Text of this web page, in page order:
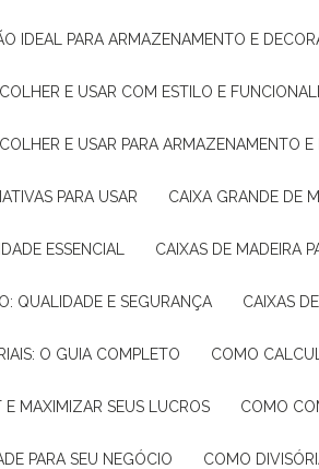
IDEAL PARA ARMAZENAMENTO E
E USAR COM ESTILO E
E USAR PARA ARMAZENAMENTO
PARA USAR CAIXA GRANDE DE
ESSENCIAL CAIXAS DE MADEIRA
QUALIDADE E SEGURANÇA CAIXAS
O GUIA COMPLETO COMO
E MAXIMIZAR SEUS LUCROS COMO
PARA SEU NEGÓCIO COMO